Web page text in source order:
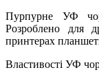
Пурпурне УФ
Розроблено для
принтерах
Властивості УФ